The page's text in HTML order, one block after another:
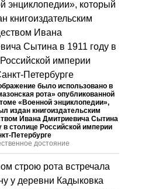
было использовано в
рота» опубликованной
«Военной энциклопедии»,
издан книгоиздательским
Ивана Дмитриевича Сытина
в столице Российской империи
Петербурге
достояние
строю рота встречала
у деревни Кадыковка